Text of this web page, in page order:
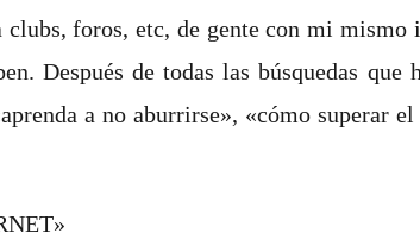
clubs, foros, etc, de gente con mi
Después de todas las búsquedas
a no aburrirse», «cómo superar